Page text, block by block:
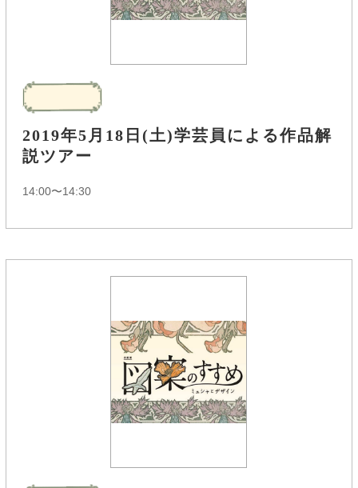
2019年5月18日(土)学芸員による作品解
説ツアー
14:00〜14:30